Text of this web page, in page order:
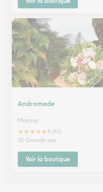
Andromede
Marnay
★★★★★ 5 (41)
25 Grande rue
Voir la boutique